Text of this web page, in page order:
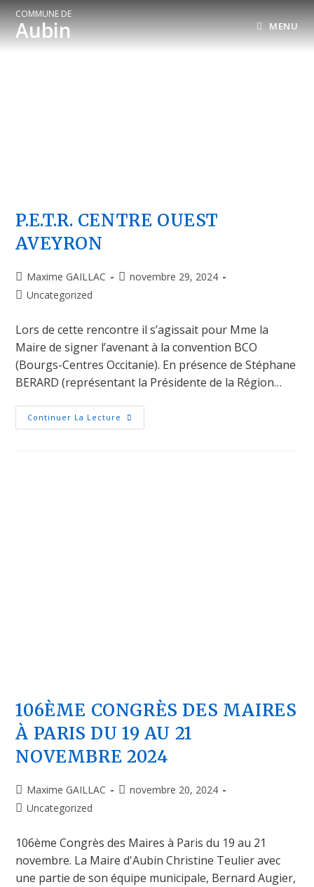
COMMUNE DE
Aubin MENU
P.E.T.R. CENTRE OUEST
AVEYRON
Maxime GAILLAC
novembre 29, 2024
Uncategorized
Lors de cette rencontre il s’agissait pour Mme la
Maire de signer l’avenant à la convention BCO
(Bourgs-Centres Occitanie). En présence de Stéphane
BERARD (représentant la Présidente de la Région…
Continuer La Lecture
106ÈME CONGRÈS DES MAIRES
À PARIS DU 19 AU 21
NOVEMBRE 2024
Maxime GAILLAC
novembre 20, 2024
Uncategorized
106ème Congrès des Maires à Paris du 19 au 21
novembre. La Maire d'Aubin Christine Teulier avec
une partie de son équipe municipale, Bernard Augier,